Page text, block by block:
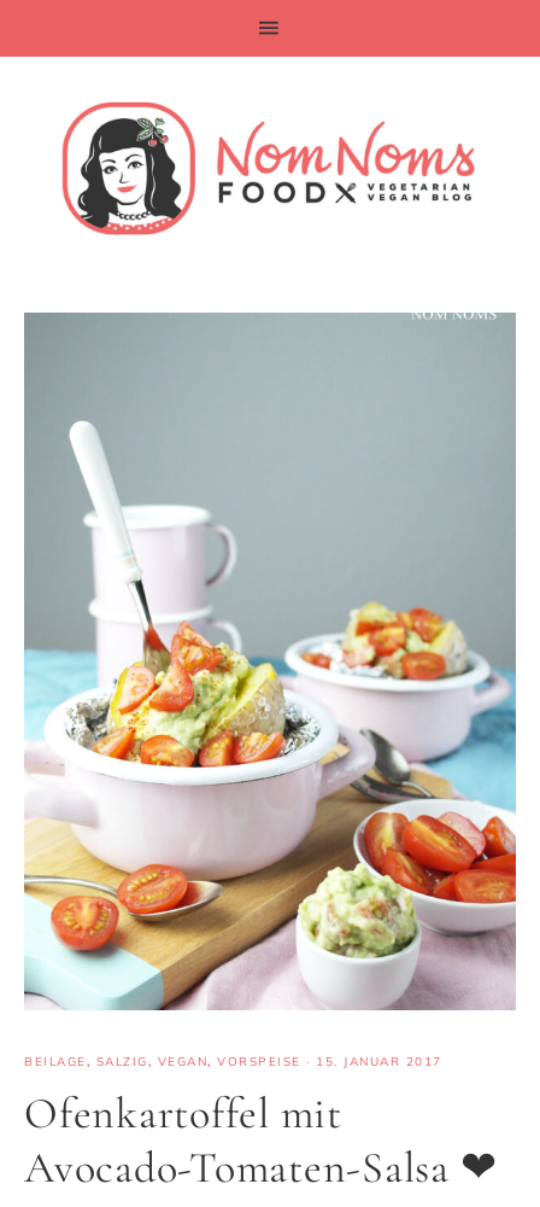
BEILAGE, SALZIG, VEGAN, VORSPEISE · 15. JANUAR 2017
Ofenkartoffel mit
Avocado-Tomaten-Salsa ❤